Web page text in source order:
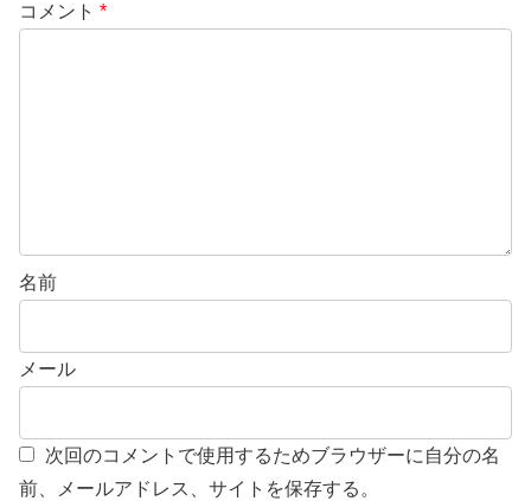
コメント *
名前
メール
次回のコメントで使用するためブラウザーに自分の名
前、メールアドレス、サイトを保存する。